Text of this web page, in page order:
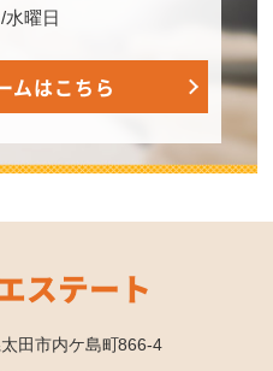
水曜日
ムはこちら
田市内ケ島町866-4